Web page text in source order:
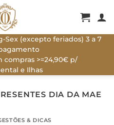
Sex (excepto feriados) 3 a 7
compras >=24,90€ p/
e Ilhas
DIA DA MAE
& DICAS